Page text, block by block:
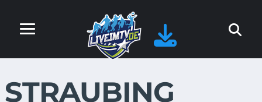
STRAUBING